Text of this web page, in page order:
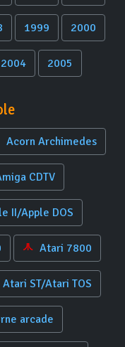
1999 2000
2004 2005
Acorn Archimedes
CDTV
II/Apple DOS
Atari 7800
Atari ST/Atari TOS
arcade